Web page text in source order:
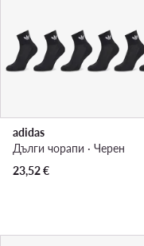
adidas
Дълги чорапи · Черен
23,52€